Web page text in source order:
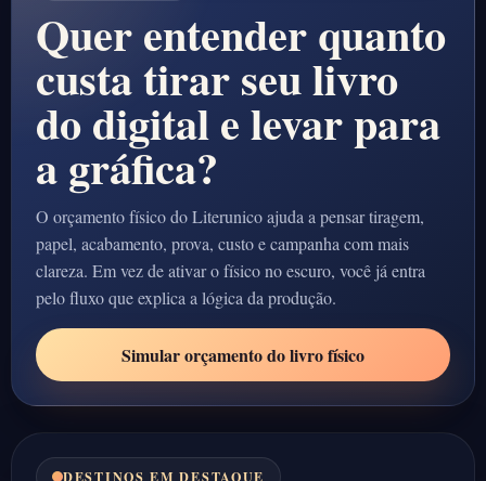
Quer entender quanto
custa tirar seu livro
do digital e levar para
a gráfica?
O orçamento físico do Literunico ajuda a pensar tiragem,
papel, acabamento, prova, custo e campanha com mais
clareza. Em vez de ativar o físico no escuro, você já entra
pelo fluxo que explica a lógica da produção.
Simular orçamento do livro físico
DESTINOS EM DESTAQUE